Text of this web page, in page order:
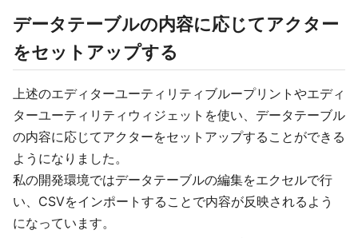
データテーブルの内容に応じてアクター
をセットアップする
上述のエディターユーティリティブループリントやエディ
ターユーティリティウィジェットを使い、データテーブル
の内容に応じてアクターをセットアップすることができる
ようになりました。
私の開発環境ではデータテーブルの編集をエクセルで行
い、CSVをインポートすることで内容が反映されるよう
になっています。